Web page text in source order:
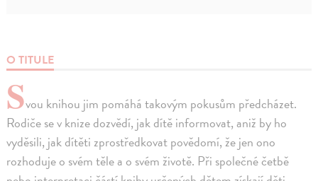
O TITULE
Svou knihou jim pomáhá takovým pokusům předcházet.
Rodiče se v knize dozvědí, jak dítě informovat, aniž by ho
vyděsili, jak dítěti zprostředkovat povědomí, že jen ono
rozhoduje o svém těle a o svém životě. Při společné četbě